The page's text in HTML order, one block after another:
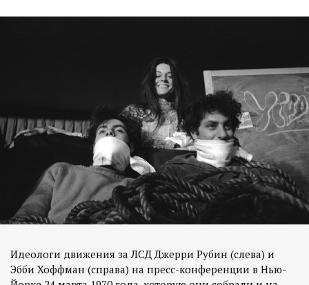
Идеологи движения за ЛСД Джерри Рубин (слева) и
Эбби Хоффман (справа) на пресс-конференции в Нью-